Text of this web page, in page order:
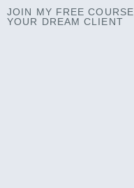
JOIN MY FREE COURSE
YOUR DREAM CLIENT